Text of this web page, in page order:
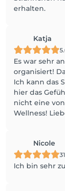
erhalten.
Katja
Es war sehr
organisiert!
Ich kann das
hier das
nicht eine
Wellness!
Nicole
Ich bin sehr